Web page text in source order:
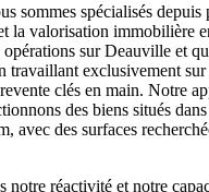
sommes spécialisés depuis
la valorisation immobilière
sur Deauville et
travaillant exclusivement sur
clés en main. Notre
des biens situés dans
avec des surfaces
notre réactivité et notre